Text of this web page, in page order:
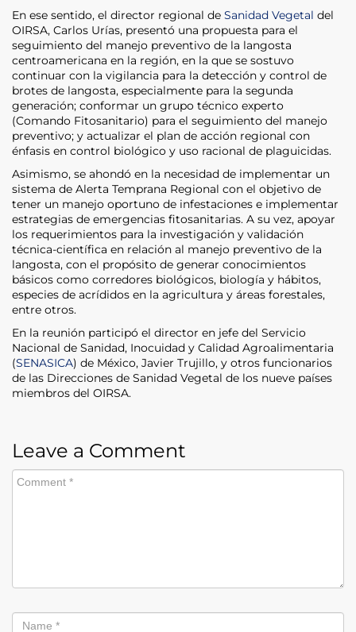
En ese sentido, el director regional de Sanidad Vegetal del
OIRSA, Carlos Urías, presentó una propuesta para el
seguimiento del manejo preventivo de la langosta
centroamericana en la región, en la que se sostuvo
continuar con la vigilancia para la detección y control de
brotes de langosta, especialmente para la segunda
generación; conformar un grupo técnico experto
(Comando Fitosanitario) para el seguimiento del manejo
preventivo; y actualizar el plan de acción regional con
énfasis en control biológico y uso racional de plaguicidas.
Asimismo, se ahondó en la necesidad de implementar un
sistema de Alerta Temprana Regional con el objetivo de
tener un manejo oportuno de infestaciones e implementar
estrategias de emergencias fitosanitarias. A su vez, apoyar
los requerimientos para la investigación y validación
técnica-científica en relación al manejo preventivo de la
langosta, con el propósito de generar conocimientos
básicos como corredores biológicos, biología y hábitos,
especies de acrídidos en la agricultura y áreas forestales,
entre otros.
En la reunión participó el director en jefe del Servicio
Nacional de Sanidad, Inocuidad y Calidad Agroalimentaria
(SENASICA) de México, Javier Trujillo, y otros funcionarios
de las Direcciones de Sanidad Vegetal de los nueve países
miembros del OIRSA.
Leave a Comment